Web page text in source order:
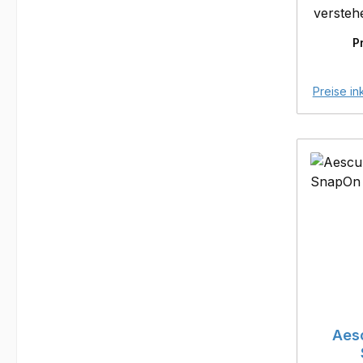
sind
Produkte.
Bis
Preise